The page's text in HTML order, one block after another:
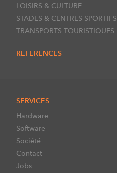
LOISIRS & CULTURE
STADES & CENTRES SPORTIFS
TRANSPORTS TOURISTIQUES
REFERENCES
SERVICES
Hardware
Software
Société
Contact
Jobs